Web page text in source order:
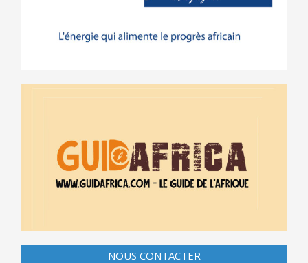
NOUS CONTACTER